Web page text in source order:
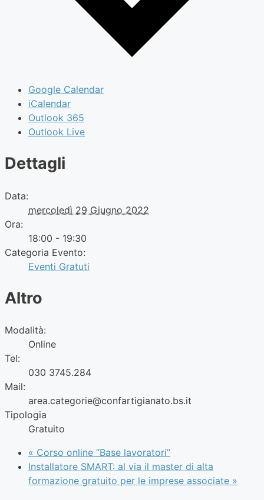
Google Calendar
iCalendar
Outlook 365
Outlook Live
Dettagli
Data:
mercoledì 29 Giugno 2022
Ora:
18:00 - 19:30
Categoria Evento:
Eventi Gratuti
Altro
Modalità:
Online
Tel:
030 3745.284
Mail:
area.categorie@confartigianato.bs.it
Tipologia
Gratuito
« Corso online “Base lavoratori”
Installatore SMART: al via il master di alta
formazione gratuito per le imprese associate »